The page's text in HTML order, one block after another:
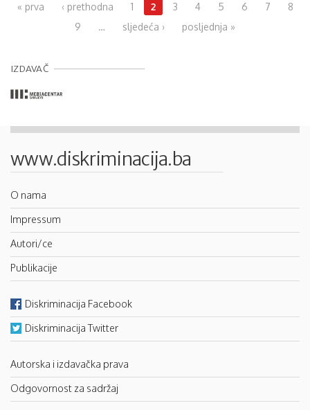
« prva ‹ prethodna 1 2 3 4 5 6 7
8
9
… sljedeća › posljednja »
IZDAVAČ
www.diskriminacija.ba
O nama
Impressum
Autori/ce
Publikacije
Diskriminacija Facebook
Diskriminacija Twitter
Autorska i izdavačka prava
Odgovornost za sadržaj